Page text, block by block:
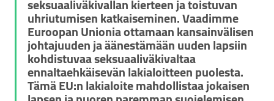
seksuaaliväkivallan kierteen ja toistuvan
uhriutumisen katkaiseminen. Vaadimme
Euroopan Unionia ottamaan kansainvälisen
johtajuuden ja äänestämään uuden lapsiin
kohdistuvaa seksuaaliväkivaltaa
ennaltaehkäisevän lakialoitteen puolesta.
Tämä EU:n lakialoite mahdollistaa jokaisen